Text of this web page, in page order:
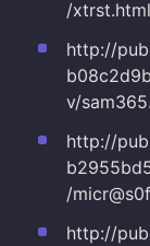
/xtrst.html
http://
v/
http://
/
http://